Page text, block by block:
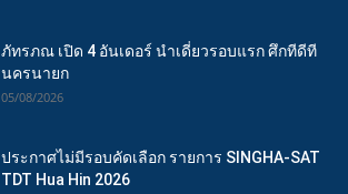
ภัทรภณ เปิด 4 อันเดอร์ นำเดี่ยวรอบแรก ศึกทีดีที
นครนายก
05/08/2026
ประกาศไม่มีรอบคัดเลือก รายการ SINGHA-SAT
TDT Hua Hin 2026